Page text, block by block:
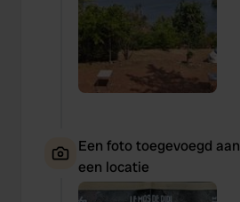
Een foto toegevoegd aan
een locatie